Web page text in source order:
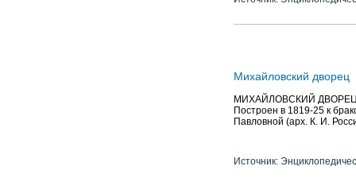
Михайловский дворец
МИХАЙЛОВСКИЙ ДВОРЕЦ
Построен в 1819-25 к
Павловной (арх. К. И.
Источник: